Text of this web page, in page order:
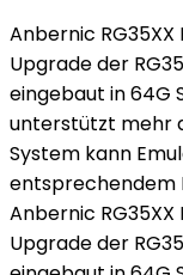
Anbernic
Upgrade der
eingebaut in 64G
unterstützt mehr
System kann
entsprechendem
Anbernic
Upgrade der